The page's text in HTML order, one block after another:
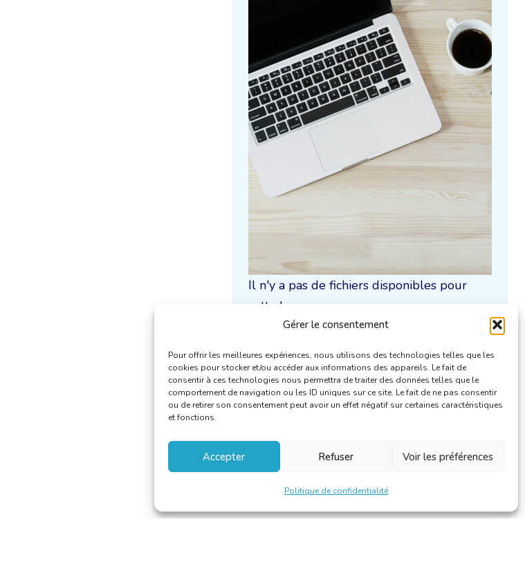
Gérer le consentement
Pour offrir les meilleures expériences, nous utilisons des technologies telles que les
cookies pour stocker et/ou accéder aux informations des appareils. Le fait de
consentir à ces technologies nous permettra de traiter des données telles que le
comportement de navigation ou les ID uniques sur ce site. Le fait de ne pas consentir
ou de retirer son consentement peut avoir un effet négatif sur certaines caractéristiques
et fonctions.
Accepter Refuser Voir les préférences
Politique de confidentialité
Il n'y a pas de fichiers disponibles pour
cette langue.
Uniquement / aussi disponible en :